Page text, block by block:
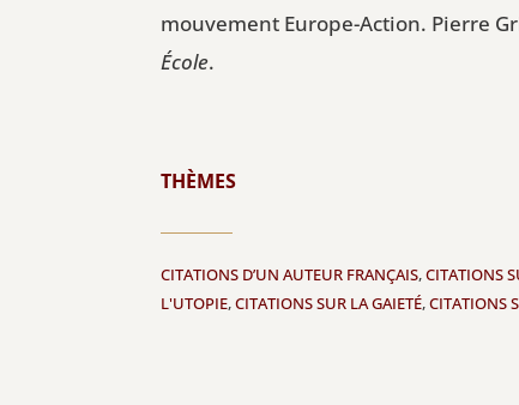
mouvement Europe-Action. Pierre
École.
THÈMES
CITATIONS D’UN AUTEUR FRANÇAIS,CITATIONS
L'UTOPIE,CITATIONS SUR LA GAIETÉ,CITATIONS